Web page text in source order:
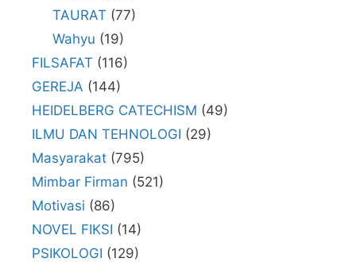
TAURAT (77)
Wahyu (19)
FILSAFAT (116)
GEREJA (144)
HEIDELBERG CATECHISM (49)
ILMU DAN TEHNOLOGI (29)
Masyarakat (795)
Mimbar Firman (521)
Motivasi (86)
NOVEL FIKSI (14)
PSIKOLOGI (129)